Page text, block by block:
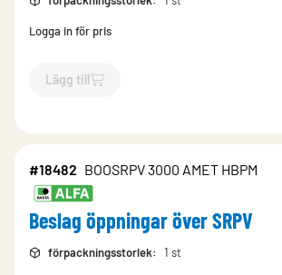
Logga in för pris
Lägg till
`$Lägg till
#18482 BOOSRPV 3000 AMET HBPM
Beslag öppningar över SRPV
förpackningsstorlek: 1 st